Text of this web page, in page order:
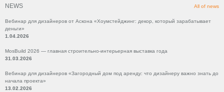
NEWS All of news
Вебинар для дизайнеров от Аскона «Хоумстейджинг: декор, который зарабатывает
деньги»
1.04.2026
MosBuild 2026 — главная строительно-интерьерная выставка года
31.03.2026
Вебинар для дизайнеров «Загородный дом под аренду: что дизайнеру важно знать до
начала проекта»
13.02.2026